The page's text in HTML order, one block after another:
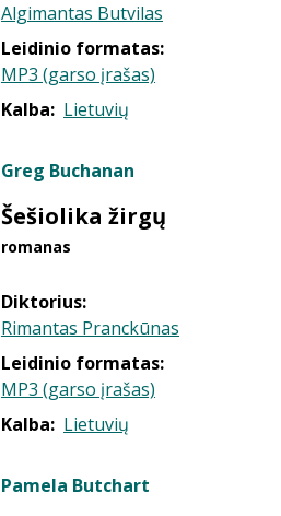
Algimantas Butvilas
Leidinio formatas:
MP3 (garso įrašas)
Kalba: Lietuvių
Greg Buchanan
Šešiolika žirgų
romanas
Diktorius:
Rimantas Pranckūnas
Leidinio formatas:
MP3 (garso įrašas)
Kalba: Lietuvių
Pamela Butchart